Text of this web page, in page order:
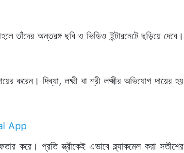
তাঁদের অন্তরঙ্গ ছবি ও ভিডিও ইন্টারনেটে ছড়িয়ে দেবে।
করেন। দিব্যা, লক্ষ্মী বা শ্রী লক্ষ্মীর অভিযোগ দায়ের হয়
করে। প্রতি স্ত্রীকেই এভাবে ব্ল্যাকমেল করা সতীশের